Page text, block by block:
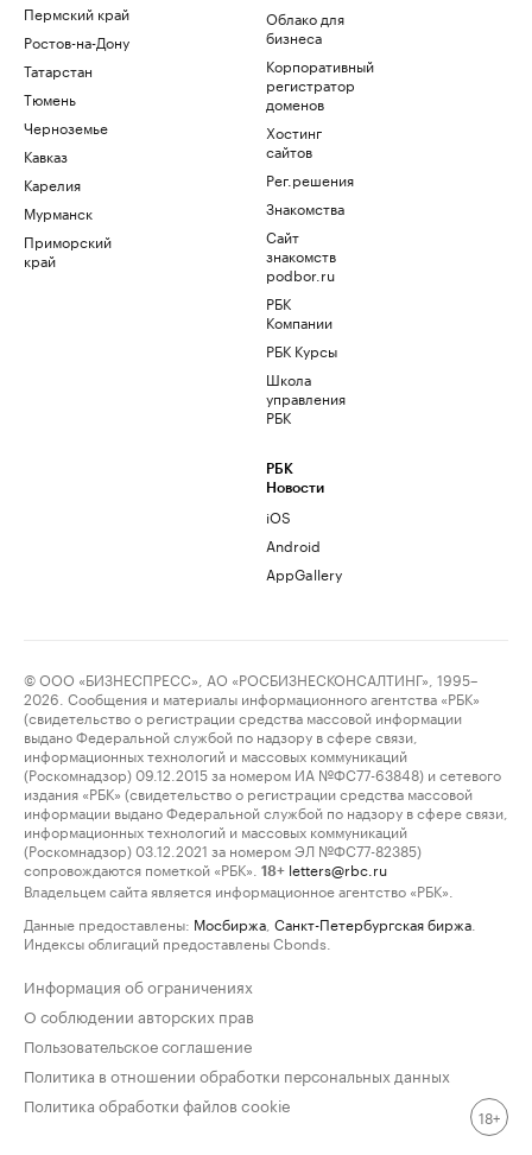
Пермский край
Ростов-на-Дону
Татарстан
Тюмень
Черноземье
Кавказ
Карелия
Мурманск
Приморский
край
Облако для
бизнеса
Корпоративный
регистратор
доменов
Хостинг
сайтов
Рег.решения
Знакомства
Сайт
знакомств
podbor.ru
РБК
Компании
РБК Курсы
Школа
управления
РБК
РБК
Новости
iOS
Android
AppGallery
© ООО «БИЗНЕСПРЕСС», АО «РОСБИЗНЕСКОНСАЛТИНГ», 1995–
2026. Сообщения и материалы информационного агентства «РБК»
(свидетельство о регистрации средства массовой информации
выдано Федеральной службой по надзору в сфере связи,
информационных технологий и массовых коммуникаций
(Роскомнадзор) 09.12.2015 за номером ИА №ФС77-63848) и сетевого
издания «РБК» (свидетельство о регистрации средства массовой
информации выдано Федеральной службой по надзору в сфере связи,
информационных технологий и массовых коммуникаций
(Роскомнадзор) 03.12.2021 за номером ЭЛ №ФС77-82385)
сопровождаются пометкой «РБК».
18+ letters@rbc.ru
Владельцем сайта является информационное агентство «РБК».
Данные предоставлены: Мосбиржа Санкт-Петербургская биржа
Индексы облигаций предоставлены Cbonds.
Информация об ограничениях
О соблюдении авторских прав
Пользовательское соглашение
Политика в отношении обработки персональных данных
Политика обработки файлов cookie
18+